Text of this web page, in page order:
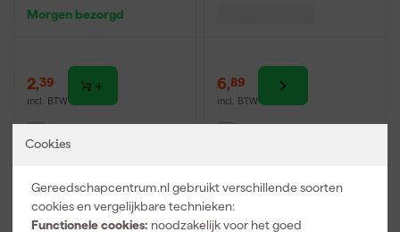
Cookies
Gereedschapcentrum.nl gebruikt verschillende soorten
cookies en vergelijkbare technieken:
Functionele cookies: noodzakelijk voor het goed
Morgen bezorgd
2,39
incl. BTW
6,89
incl. BTW